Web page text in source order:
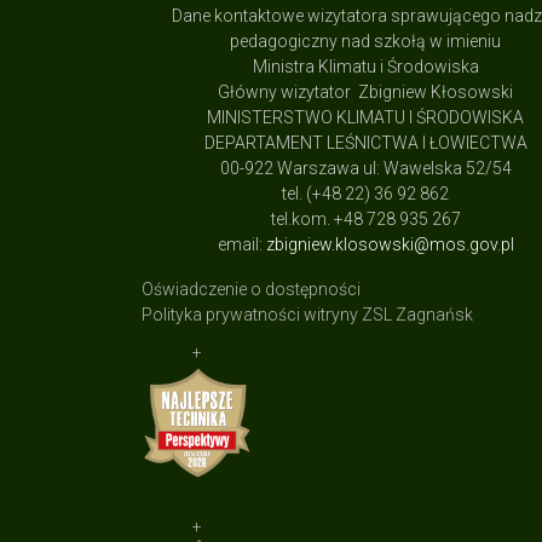
Dane kontaktowe wizytatora sprawującego
pedagogiczny nad szkołą w imieniu
Ministra Klimatu i Środowiska
Główny wizytator Zbigniew Kłosowski
MINISTERSTWO KLIMATU I ŚRODOWISKA
DEPARTAMENT LEŚNICTWA I ŁOWIECTWA
00-922 Warszawa ul: Wawelska 52/54
tel. (+48 22) 36 92 862
tel.kom. +48 728 935 267
email: zbigniew.klosowski@mos.gov.pl
Oświadczenie o dostępności
Polityka prywatności witryny ZSL Zagnańsk
+
+